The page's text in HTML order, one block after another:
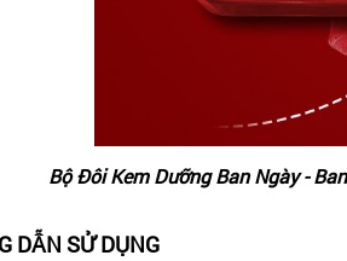
Bộ Đôi Kem Dưỡng Ban Ngày -
DẪN SỬ DỤNG